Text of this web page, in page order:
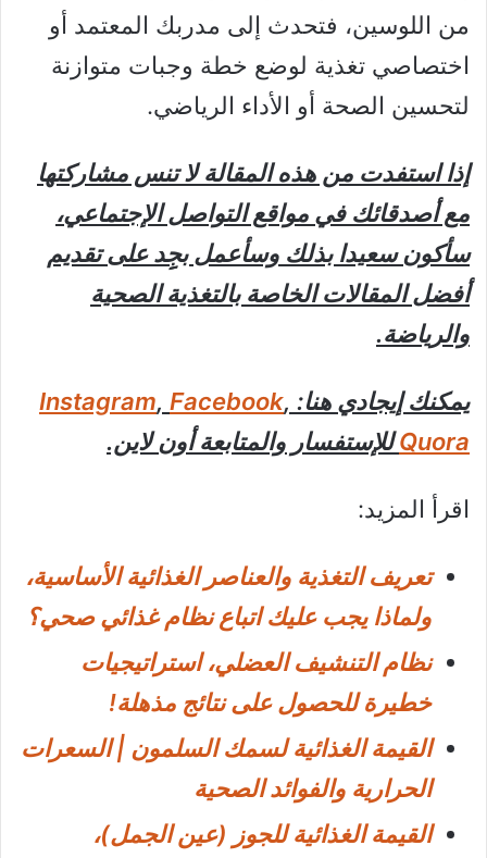
من اللوسين، فتحدث إلى مدربك المعتمد أو
اختصاصي تغذية لوضع خطة وجبات متوازنة
لتحسين الصحة أو الأداء الرياضي.
إذا استفدت من هذه المقالة لا تنس مشاركتها
مع أصدقائك في مواقع التواصل الإجتماعي،
سأكون سعيدا بذلك وسأعمل بجِِد على تقديم
أفضل المقالات الخاصة بالتغذية الصحية
والرياضة.
يمكنك إيجادي هنا: Instagram, Facebook,
Quoraللإستفسار والمتابعة أون لاين.
اقرأ المزيد:
تعريف التغذية والعناصر الغذائية الأساسية،
ولماذا يجب عليك اتباع نظام غذائي صحي؟
نظام التنشيف العضلي، استراتيجيات
خطيرة للحصول على نتائج مذهلة!
القيمة الغذائية لسمك السلمون | السعرات
الحرارية والفوائد الصحية
القيمة الغذائية للجوز (عين الجمل)،